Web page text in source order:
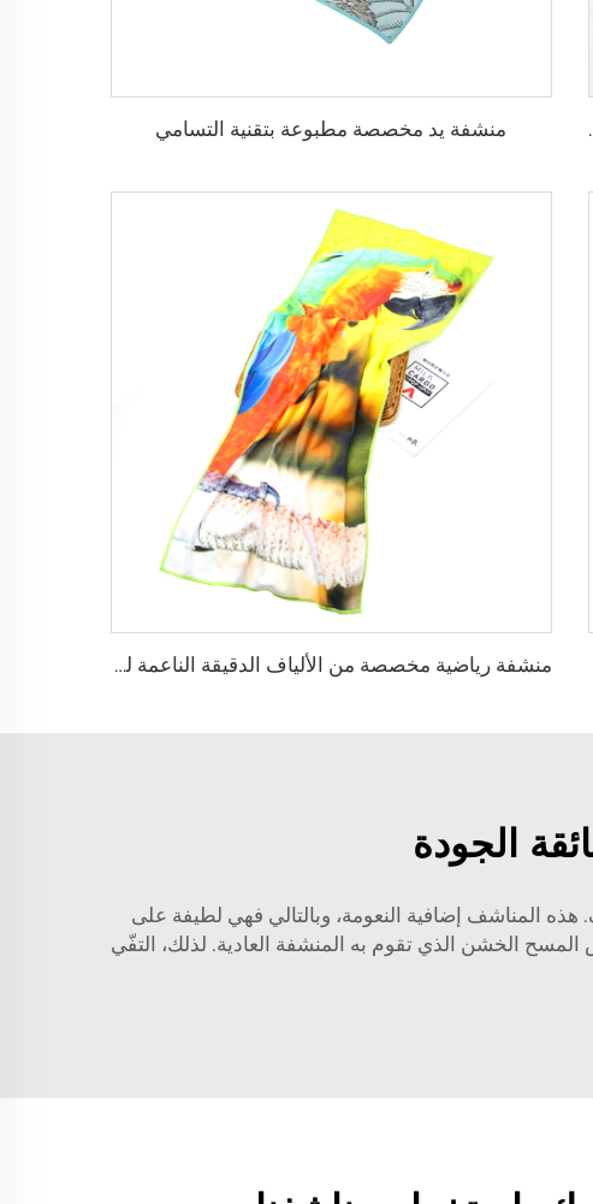
حسب الطلب منشفة يد مخصصة مطبوعة بتقنية التسامي
منشفة رياضية مخصصة من الألياف الدقيقة الناعمة لللياقة البدنية
الجودة
هذه المناشف إضافية النعومة، وبالتالي فهي لطيفة على
الخشن الذي تقوم به المنشفة العادية. لذلك، التفّي